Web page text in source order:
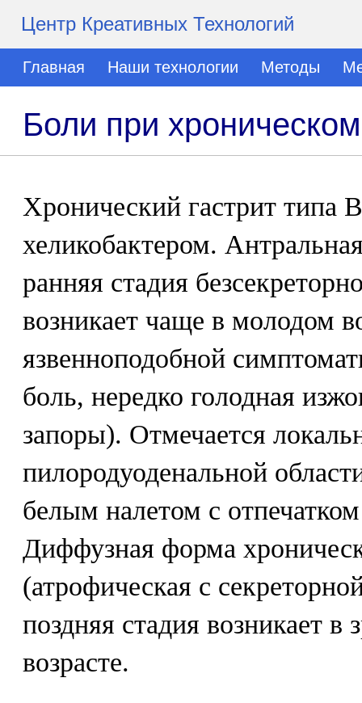
Центр Креативных Технологий
Главная Наши технологии Методы
Боли при
Хронический гастрит типа
хеликобактером.
ранняя стадия
возникает чаще в молодом
язвенноподобной
боль, нередко голодная
запоры). Отмечается
пилородуоденальной
белым налетом с
Диффузная форма
(атрофическая с
поздняя стадия возникает
возрасте.